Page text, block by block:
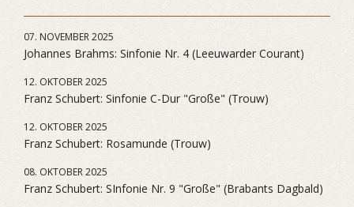
07. NOVEMBER 2025
Johannes Brahms: Sinfonie Nr. 4 (Leeuwarder Courant)
12. OKTOBER 2025
Franz Schubert: Sinfonie C-Dur "Große" (Trouw)
12. OKTOBER 2025
Franz Schubert: Rosamunde (Trouw)
08. OKTOBER 2025
Franz Schubert: SInfonie Nr. 9 "Große" (Brabants Dagbald)